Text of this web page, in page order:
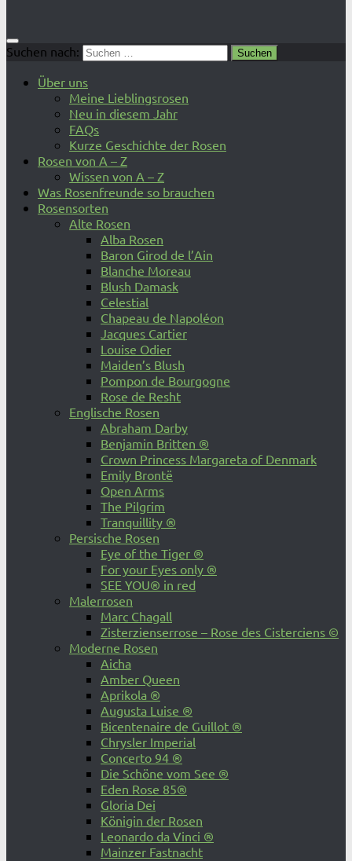
Suchen nach:
Über uns
Meine Lieblingsrosen
Neu in diesem Jahr
FAQs
Kurze Geschichte der Rosen
Rosen von A – Z
Wissen von A – Z
Was Rosenfreunde so brauchen
Rosensorten
Alte Rosen
Alba Rosen
Baron Girod de l’Ain
Blanche Moreau
Blush Damask
Celestial
Chapeau de Napoléon
Jacques Cartier
Louise Odier
Maiden’s Blush
Pompon de Bourgogne
Rose de Resht
Englische Rosen
Abraham Darby
Benjamin Britten ®
Crown Princess Margareta of Denmark
Emily Brontë
Open Arms
The Pilgrim
Tranquillity ®
Persische Rosen
Eye of the Tiger ®
For your Eyes only ®
SEE YOU® in red
Malerrosen
Marc Chagall
Zisterzienserrose – Rose des Cisterciens ©
Moderne Rosen
Aicha
Amber Queen
Aprikola ®
Augusta Luise ®
Bicentenaire de Guillot ®
Chrysler Imperial
Concerto 94 ®
Die Schöne vom See ®
Eden Rose 85®
Gloria Dei
Königin der Rosen
Leonardo da Vinci ®
Mainzer Fastnacht